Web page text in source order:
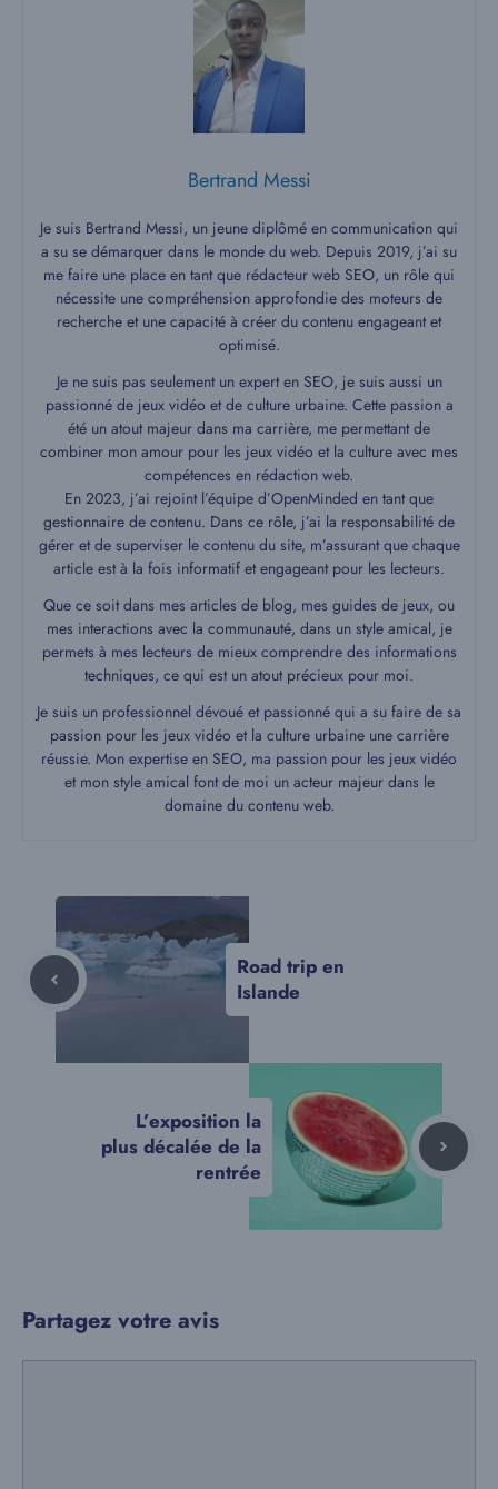
Bertrand Messi
Je suis Bertrand Messi, un jeune diplômé en communication qui
a su se démarquer dans le monde du web. Depuis 2019, j’ai su
me faire une place en tant que rédacteur web SEO, un rôle qui
nécessite une compréhension approfondie des moteurs de
recherche et une capacité à créer du contenu engageant et
optimisé.
Je ne suis pas seulement un expert en SEO, je suis aussi un
passionné de jeux vidéo et de culture urbaine. Cette passion a
été un atout majeur dans ma carrière, me permettant de
combiner mon amour pour les jeux vidéo et la culture avec mes
compétences en rédaction web.
En 2023, j’ai rejoint l’équipe d’OpenMinded en tant que
gestionnaire de contenu. Dans ce rôle, j’ai la responsabilité de
gérer et de superviser le contenu du site, m’assurant que chaque
article est à la fois informatif et engageant pour les lecteurs.
Que ce soit dans mes articles de blog, mes guides de jeux, ou
mes interactions avec la communauté, dans un style amical, je
permets à mes lecteurs de mieux comprendre des informations
techniques, ce qui est un atout précieux pour moi.
Je suis un professionnel dévoué et passionné qui a su faire de sa
passion pour les jeux vidéo et la culture urbaine une carrière
réussie. Mon expertise en SEO, ma passion pour les jeux vidéo
et mon style amical font de moi un acteur majeur dans le
domaine du contenu web.
Road trip en
Islande
L’exposition la
plus décalée de la
rentrée
Partagez votre avis